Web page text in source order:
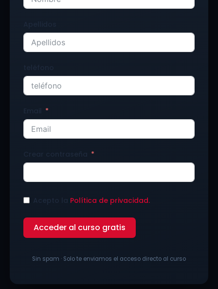
Política de privacidad.
Acceder al curso gratis
Sin spam · Solo te enviamos el acceso directo al curso